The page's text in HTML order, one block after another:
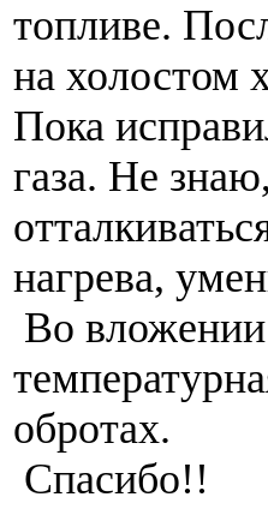
топливе.
на холостом
Пока
газа. Не
нагрева,
Во
обротах.
Спасибо!!